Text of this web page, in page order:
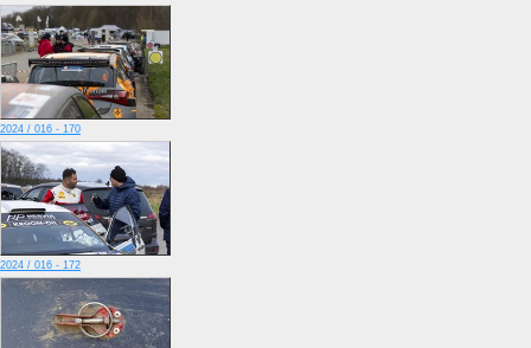
2024 / 016 - 170
2024 / 016 - 172